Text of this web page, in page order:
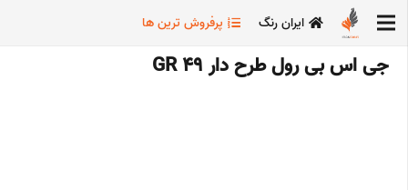
ایران رنگ پرفروش ترین ها
جی اس بی رول طرح دار GR 49